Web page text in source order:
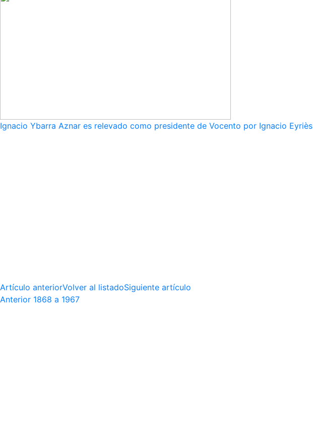
Ignacio Ybarra Aznar es relevado como presidente de Vocento por Ignacio Eyriès
Artículo anteriorVolver al listadoSiguiente artículo
Anterior 1868 a 1967